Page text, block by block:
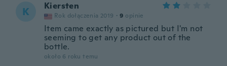
K Kiersten
Rok dołączenia 2019 · 9 opinie
Item came exactly as pictured but I'm not
seeming to get any product out of the
bottle.
około 6 roku temu